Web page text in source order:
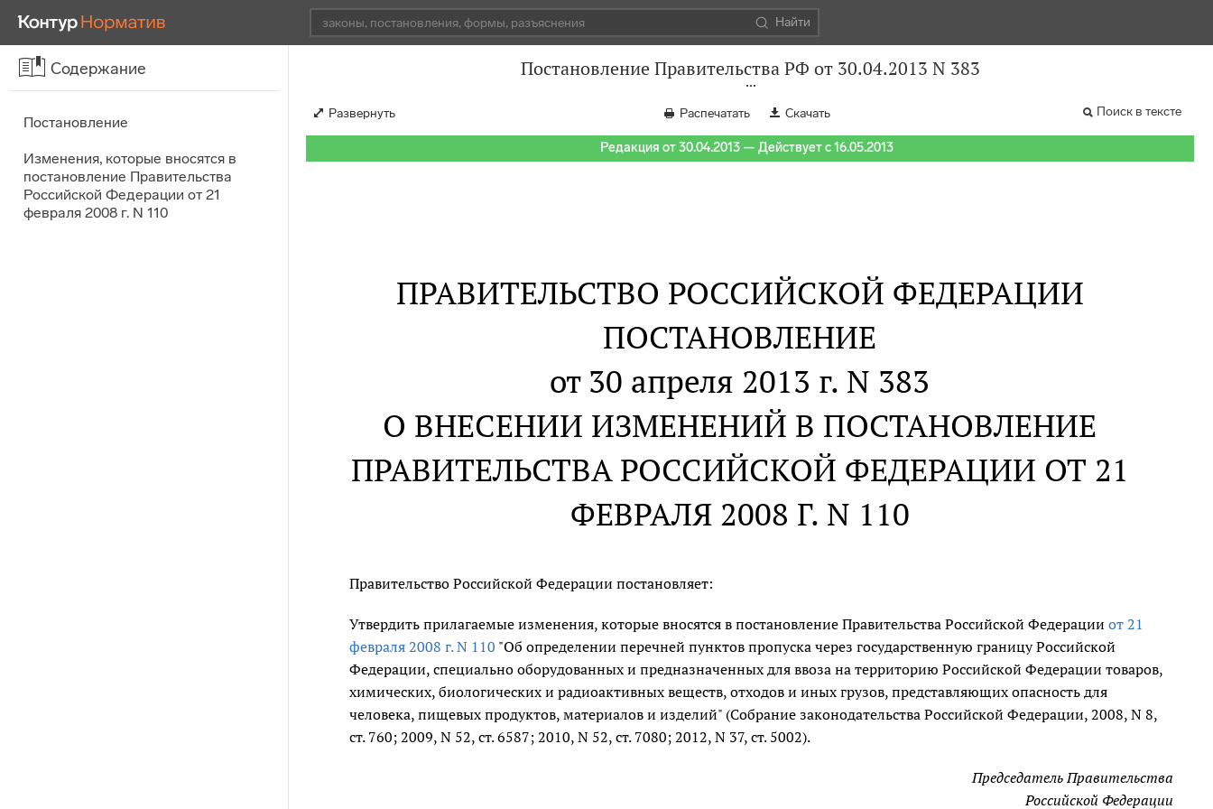
Найти
Содержание
Постановление
Изменения, которые вносятся в
постановление Правительства
Российской Федерации от 21
февраля 2008 г. N 110
Постановление Правительства РФ от 30.04.2013 N 383
Развернуть Распечатать Скачать Поиск в тексте
Редакция от 30.04.2013 — Действует с 16.05.2013
ПРАВИТЕЛЬСТВО РОССИЙСКОЙ ФЕДЕРАЦИИ
ПОСТАНОВЛЕНИЕ
от 30 апреля 2013 г. N 383
О ВНЕСЕНИИ ИЗМЕНЕНИЙ В ПОСТАНОВЛЕНИЕ
ПРАВИТЕЛЬСТВА РОССИЙСКОЙ ФЕДЕРАЦИИ ОТ 21
ФЕВРАЛЯ 2008 Г. N 110
Правительство Российской Федерации постановляет:
Утвердить прилагаемые изменения, которые вносятся в постановление Правительства Российской Федерацииот 21
февраля 2008 г. N 110 "Об определении перечней пунктов пропуска через государственную границу Российской
Федерации, специально оборудованных и предназначенных для ввоза на территорию Российской Федерации товаров,
химических, биологических и радиоактивных веществ, отходов и иных грузов, представляющих опасность для
человека, пищевых продуктов, материалов и изделий" (Собрание законодательства Российской Федерации, 2008, N 8,
ст. 760; 2009, N 52, ст. 6587; 2010, N 52, ст. 7080; 2012, N 37, ст. 5002).
Председатель Правительства
Российской Федерации